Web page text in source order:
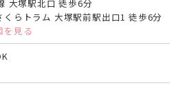
大塚駅北口 徒歩6分
くらトラム 大塚駅前駅出口1 徒歩6分
を見る